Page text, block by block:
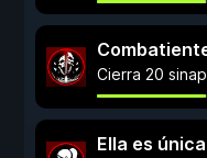
Cierra 20
Ella es única